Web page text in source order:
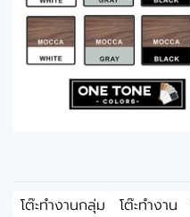
โต๊ะทำงานกลุ่ม โต๊ะทำงาน